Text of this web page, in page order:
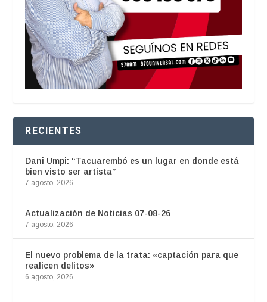
RECIENTES
Dani Umpi: “Tacuarembó es un lugar en donde está
bien visto ser artista”
7 agosto, 2026
Actualización de Noticias 07-08-26
7 agosto, 2026
El nuevo problema de la trata: «captación para que
realicen delitos»
6 agosto, 2026